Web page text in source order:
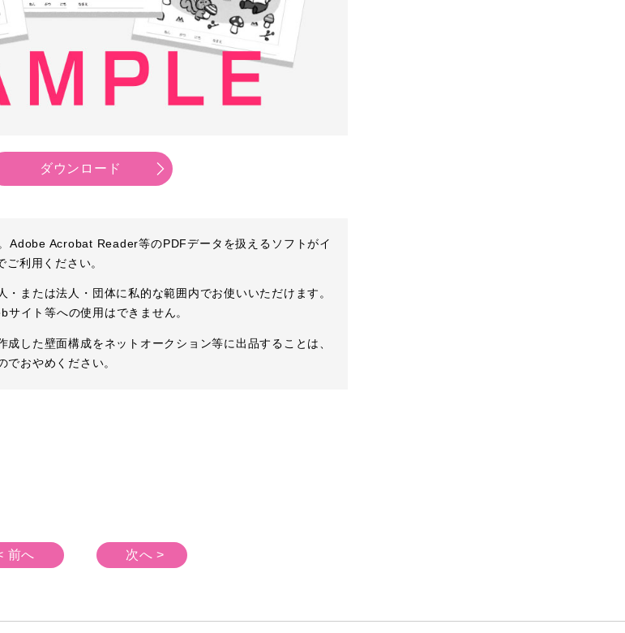
ダウンロード
Adobe Acrobat Reader等のPDFデータを扱えるソフトがイ
ご利用ください。
または法人・団体に私的な範囲内でお使いいただけます。
イト等への使用はできません。
成した壁面構成をネットオークション等に出品することは、
でおやめください。
前へ 次へ >